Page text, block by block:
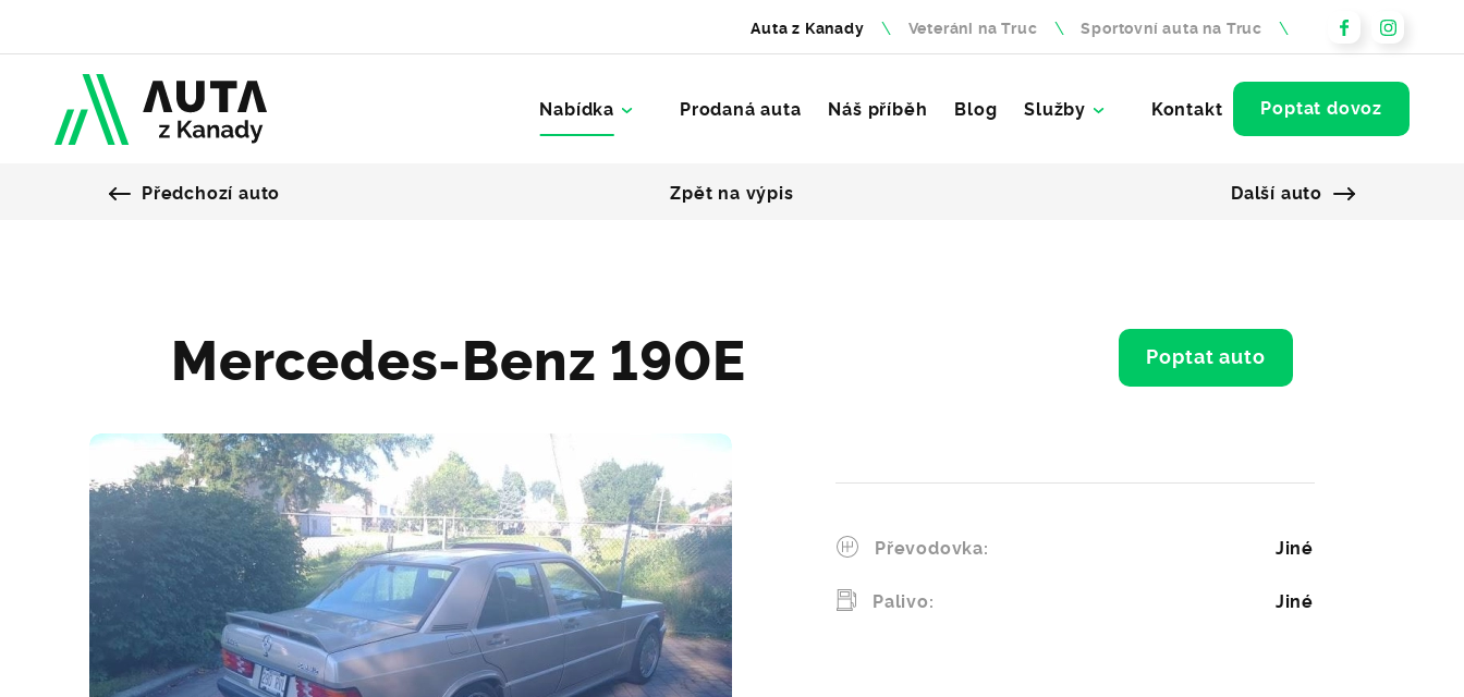
Auta z Kanady Veteráni na Truc Sportovní auta na Truc
Nabídka Prodaná auta Náš příběh Blog Služby Kontakt Poptat dovoz
Předchozí auto Zpět na výpis Další auto
Mercedes-Benz 190E Poptat auto
Převodovka: Jiné
Palivo: Jiné